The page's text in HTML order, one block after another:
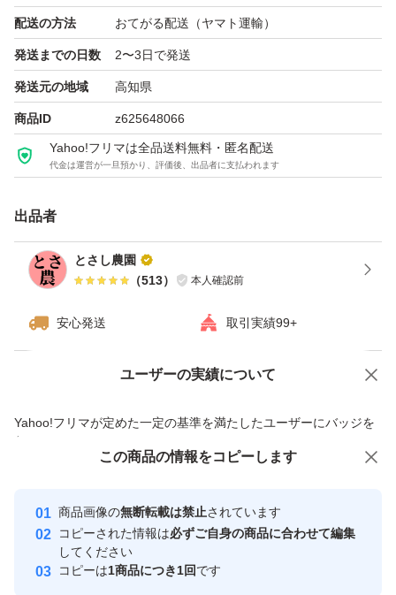
・品種 土佐一 大生姜
・土付き
※画像は分かりやすくするため土を拭き取っております
が、もう少し付いています。
・常温発送
・大きさ、形は様々です
・気になる箇所をカットしています
*********************************************
他産直サイトや県内外の飲食店様、加工会社様、卸業者様
とたくさんのお取引させていただいております。
配送の方法 おてがる配送（ヤマト運輸）
発送までの日数 2〜3日で発送
発送元の地域 高知県
商品ID z625648066
Yahoo!フリマは全品送料無料・匿名配送
代金は運営が一旦預かり、評価後、出品者に支払われます
出品者
とさし農園
（513） 本人確認前
安心発送 取引実績99+
ユーザーの実績について
Yahoo!フリマが定めた一定の基準を満たしたユーザーにバッジを
付与しています
安心取引出品者
心・安全なユーザーです
取引実績
価格の相談 商品への質問
この商品の情報をコピーします
商品画像の無断転載は禁止されています
コピーされた情報は必ずご自身の商品に合わせて編集
してください
コピーは1商品につき1回です
この商品をみている人にオススメ